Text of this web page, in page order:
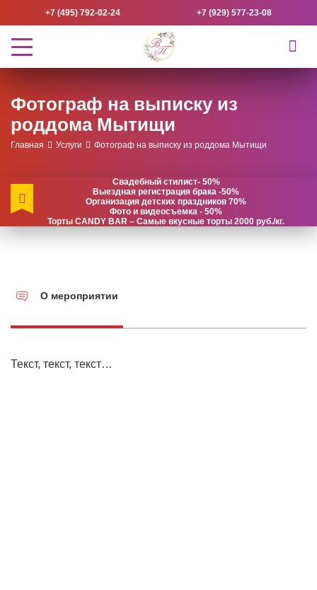
+7 (495) 792-02-24 +7 (929) 577-23-08
Фотограф на выписку из
роддома Мытищи
Главная Услуги Фотограф на выписку из роддома Мытищи
Свадебный стилист- 50%
Выездная регистрация брака -50%
Организация детских праздников 70%
Фото и видеосъемка - 50%
Торты CANDY BAR – Самые вкусные торты 2000 руб./кг.
О мероприятии
Текст, текст, текст…